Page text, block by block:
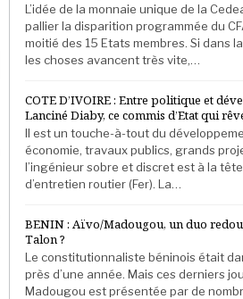
L’idée de la monnaie unique de la
pallier la disparition programmée du
moitié des 15 Etats membres. Si dans
les choses avancent très vite,…
COTE D’IVOIRE : Entre politique et
Lanciné Diaby, ce commis d’Etat qui
Il est un touche-à-tout du
économie, travaux publics, grands
l’ingénieur sobre et discret est à la
d’entretien routier (Fer). La…
BENIN : Aïvo/Madougou, un duo
Talon ?
Le constitutionnaliste béninois était
près d’une année. Mais ces derniers
Madougou est présentée par de